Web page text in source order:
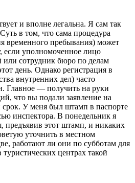
и вполне легальна. Я сам так
в том, что сама процедура
временного пребывания) может
если уполномоченное лицо
сотрудник бюро по делам
день. Однако регистрация в
внутренних дел) часто
Главное — получить на руки
что вы подали заявление на
срок. У меня был штамп в паспорте
инспектора. В понедельник я
предъявив этот штамп, и никаких
уточнить в местном
работают ли они по субботам для
центрах такой